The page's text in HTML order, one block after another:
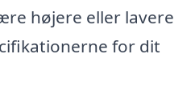
højere eller lavere
for dit